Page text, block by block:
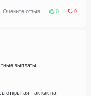
Оцените отзыв 0 0
выплаты
открытая, так как на